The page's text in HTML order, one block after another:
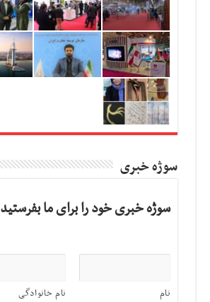
سوژه خبری
سوژه خبری خود را برای ما بفرستید
نام نام خانوادگی